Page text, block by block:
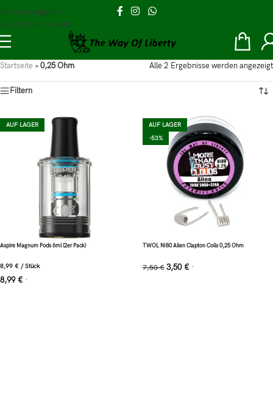
Skip to navigation
Skip to main content
Startseite »0,25 Ohm Alle 2 Ergebnisse werden angezeigt
Filtern
AUF LAGER
Aspire Magnum Pods 6ml (2er Pack)
8,99 € /Stück
8,99 € *
AUF LAGER
-53%
TWOL NI80 Alien Clapton Coils 0,25 Ohm
7,50€ 3,50 € *